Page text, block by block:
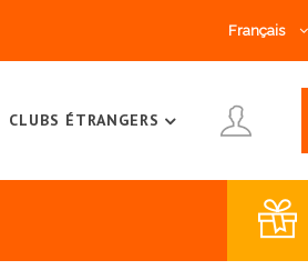
Français
CLUBS ÉTRANGERS